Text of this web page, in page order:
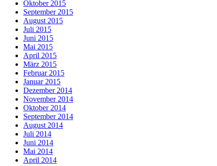
Oktober 2015
September 2015
August 2015
Juli 2015
Juni 2015
Mai 2015
April 2015
März 2015
Februar 2015
Januar 2015
Dezember 2014
November 2014
Oktober 2014
September 2014
August 2014
Juli 2014
Juni 2014
Mai 2014
April 2014